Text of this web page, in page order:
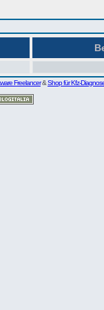
Freelancer&Shop für Kfz-